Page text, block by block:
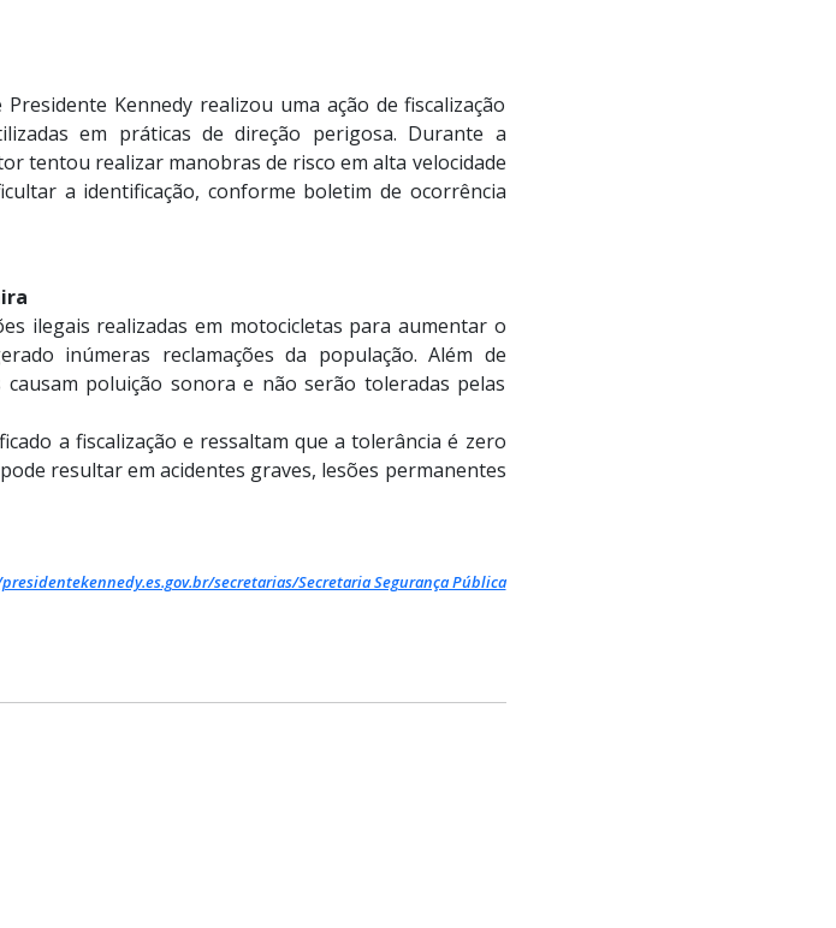
Kennedy realizou uma ação de fiscalização
em práticas de direção perigosa. Durante a
tentou realizar manobras de risco em alta velocidade
a identificação, conforme boletim de ocorrência
ilegais realizadas em motocicletas para aumentar o
inúmeras reclamações da população. Além de
poluição sonora e não serão toleradas pelas
a fiscalização e ressaltam que a tolerância é zero
resultar em acidentes graves, lesões permanentes
secretarias/Secretaria Segurança Pública